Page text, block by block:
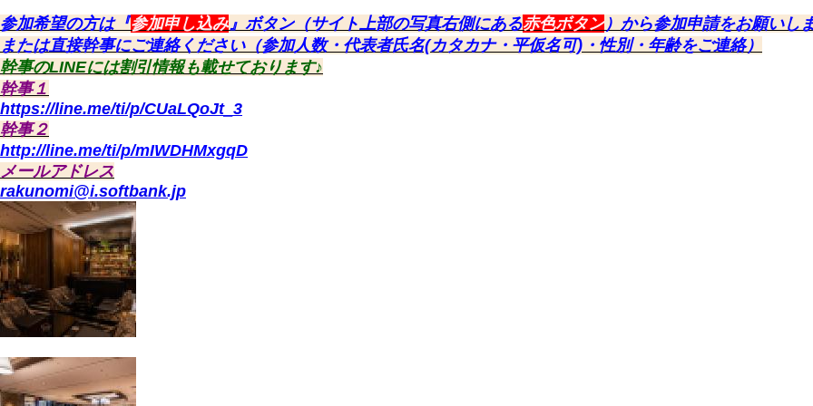
参加希望の方は『参加申し込み』ボタン（サイト上部の写真右側にある赤色ボタン ）から参加申請をお願いし
または直接幹事にご連絡ください（参加人数・代表者氏名(カタカナ・平仮名可)・性別・年齢をご連絡）
幹事のLINEには割引情報も載せております♪
幹事１
https://line.me/ti/p/CUaLQoJt_3
幹事２
http://line.me/ti/p/mIWDHMxgqD
メールアドレス
rakunomi@i.softbank.jp